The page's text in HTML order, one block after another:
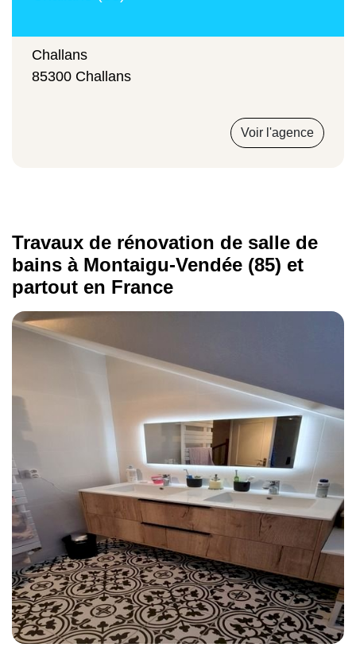
Challans
85300 Challans
Voir l'agence
Travaux de rénovation de salle de
bains à Montaigu-Vendée (85) et
partout en France